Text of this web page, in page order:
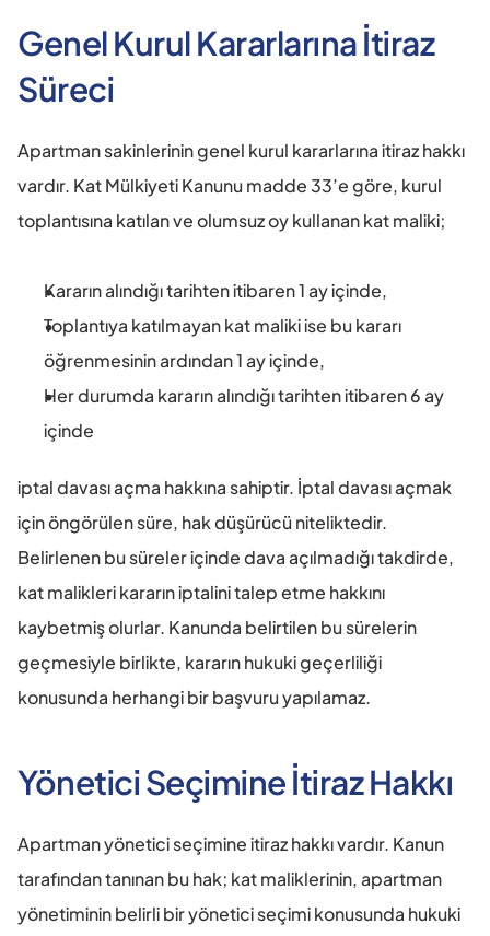
Genel Kurul Kararlarına İtiraz
Süreci
Apartman sakinlerinin genel kurul kararlarına itiraz hakkı
vardır. Kat Mülkiyeti Kanunu madde 33’e göre, kurul
toplantısına katılan ve olumsuz oy kullanan kat maliki;
Kararın alındığı tarihten itibaren 1 ay içinde,
Toplantıya katılmayan kat maliki ise bu kararı
öğrenmesinin ardından 1 ay içinde,
Her durumda kararın alındığı tarihten itibaren 6 ay
içinde
iptal davası açma hakkına sahiptir. İptal davası açmak
için öngörülen süre, hak düşürücü niteliktedir.
Belirlenen bu süreler içinde dava açılmadığı takdirde,
kat malikleri kararın iptalini talep etme hakkını
kaybetmiş olurlar. Kanunda belirtilen bu sürelerin
geçmesiyle birlikte, kararın hukuki geçerliliği
konusunda herhangi bir başvuru yapılamaz.
Yönetici Seçimine İtiraz Hakkı
Apartman yönetici seçimine itiraz hakkı vardır. Kanun
tarafından tanınan bu hak; kat maliklerinin, apartman
yönetiminin belirli bir yönetici seçimi konusunda hukuki